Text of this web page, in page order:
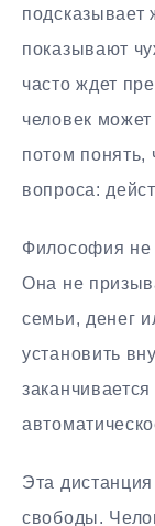
подсказывает
показывают
часто ждет
человек
потом понять,
вопроса:
Философия не
Она не
семьи, денег
установить
Эта
свободы.